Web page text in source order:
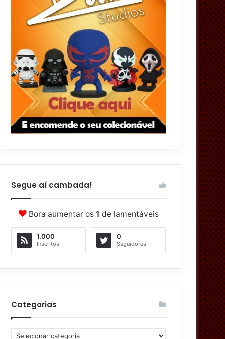
Segue aí cambada!
Bora aumentar os 1 de lamentáveis
1.000
Inscritos
0
Seguidores
Categorias